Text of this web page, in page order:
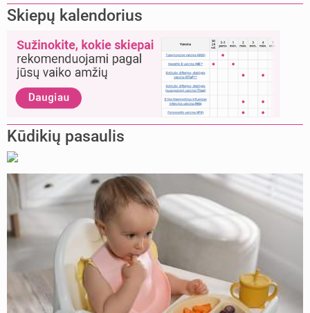
Skiepų kalendorius
Kūdikių pasaulis